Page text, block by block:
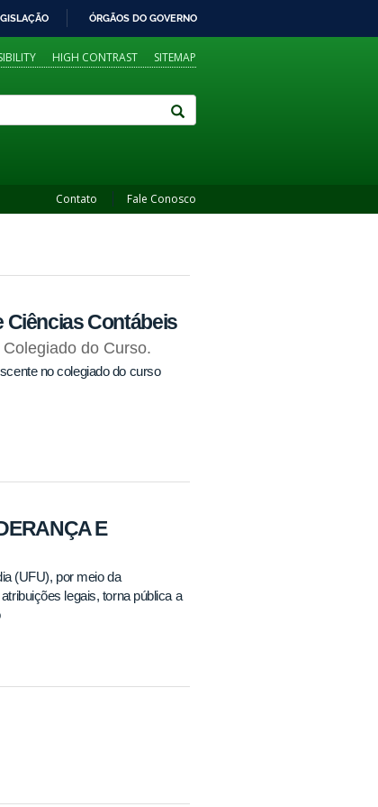
ÓRGÃOS DO GOVERNO
HIGH CONTRAST SITEMAP
Contato Fale Conosco
Ciências Contábeis
do Curso.
no colegiado do curso
E
(UFU), por meio da
legais, torna pública a